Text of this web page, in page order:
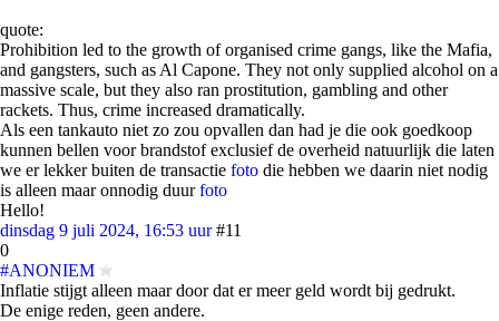
quote:
Prohibition led to the growth of organised crime gangs, like the Mafia,
and gangsters, such as Al Capone. They not only supplied alcohol on a
massive scale, but they also ran prostitution, gambling and other
rackets. Thus, crime increased dramatically.
Als een tankauto niet zo zou opvallen dan had je die ook goedkoop
kunnen bellen voor brandstof exclusief de overheid natuurlijk die laten
we er lekker buiten de transactie foto die hebben we daarin niet nodig
is alleen maar onnodig duurfoto
Hello!
dinsdag 9 juli 2024, 16:53 uur #11
0
#ANONIEM
Inflatie stijgt alleen maar door dat er meer geld wordt bij gedrukt.
De enige reden, geen andere.